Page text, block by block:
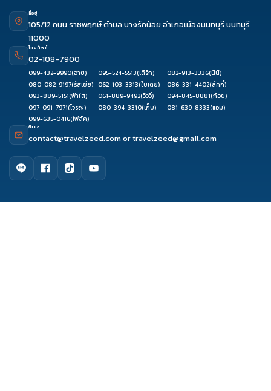
ที่อยู่
105/12 ถนน ราชพฤกษ์ ตำบล บางรักน้อย อำเภอเมืองนนทบุรี นนทบุรี
11000
โทรศัพท์
02-108-7900
099-432-9990(อาย) 095-524-5513(เติร์ก) 082-913-3336(นินิ)
080-082-9197(รัสเซีย) 062-103-3313(ใบเตย) 086-331-4402(ลัคกี้)
093-889-5151(ฟ้าใส) 061-889-9492(วิววี่) 094-845-8881(ก้อย)
097-091-7971(โจริญ) 080-394-3310(เก็บ) 081-639-8333(แอม)
099-635-0416(โฟล์ค)
อีเมล
contact@travelzeed.comortravelzeed@gmail.com